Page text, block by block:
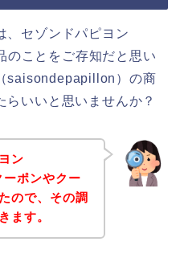
、セゾンドパピヨン
のことをご存知だと思い
saisondepapillon）の商
いいと思いませんか？
ン
ポンやクー
ので、その調
ます。